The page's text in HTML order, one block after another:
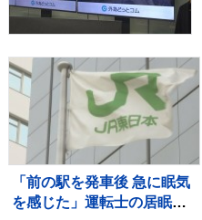
「前の駅を発車後 急に眠気
を感じた」運転士の居眠り